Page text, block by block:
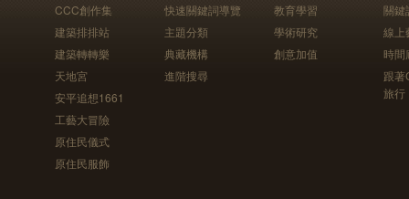
CCC創作集
建築排排站
建築轉轉樂
天地宮
安平追想1661
工藝大冒險
原住民儀式
原住民服飾
快速關鍵詞導覽
主題分類
典藏機構
進階搜尋
教育學習
學術研究
創意加值
關鍵
線上
時間
跟
旅行